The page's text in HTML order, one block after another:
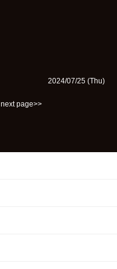
2024/07/25 (Thu)
next page>>